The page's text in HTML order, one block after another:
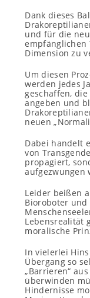
Dank dieses
und für die
empfänglichen
Dimension zu
Um diesen
werden jedes
geschaffen,
angeben und
neuen
Dabei handelt
von
propagiert,
aufgezwungen
Leider beißen
Bioroboter und
Lebensrealität
moralische
In vielerlei
Übergang so
„Barrieren“
überwinden
Hindernisse